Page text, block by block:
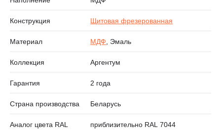
Конструкция Щитовая фрезерованная
Материал МДФ, Эмаль
Коллекция Аргентум
Гарантия 2 года
Страна производства Беларусь
Аналог цвета RAL приблизительно RAL 7044